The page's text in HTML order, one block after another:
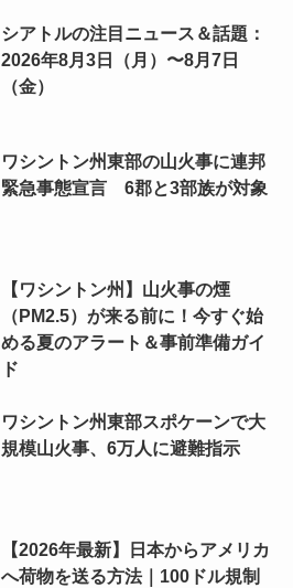
シアトルの注目ニュース＆話題：
2026年8月3日（月）〜8月7日
（金）
ワシントン州東部の山火事に連邦
緊急事態宣言 6郡と3部族が対象
【ワシントン州】山火事の煙
（PM2.5）が来る前に！今すぐ始
める夏のアラート＆事前準備ガイ
ド
ワシントン州東部スポケーンで大
規模山火事、6万人に避難指示
【2026年最新】日本からアメリカ
へ荷物を送る方法｜100ドル規制